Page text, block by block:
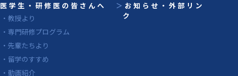
医学生・研修医の皆さんへ
・教授より
・専門研修プログラム
・先輩たちより
・留学のすすめ
・動画紹介
＞ お知らせ・外部リン
ク